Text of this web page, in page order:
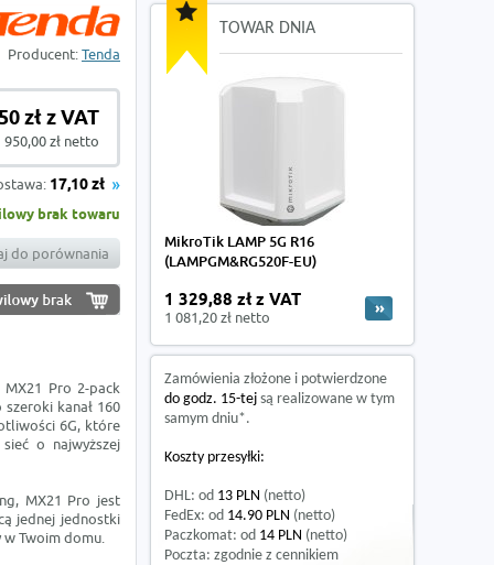
Producent:Tenda
zł z VAT
950,00 zł netto
17,10 zł
brak towaru
do porównania
Pro 2-pack
kanał 160
6G, które
o najwyższej
MX21 Pro jest
jednej jednostki
Twoim domu.
TOWAR DNIA
MikroTik LAMP 5G R16
(LAMPGM&RG520F-EU)
1 329,88 zł z VAT
1 081,20 zł netto
Zamówienia złożone i potwierdzone
do godz. 15-tej są realizowane w tym
samym dniu*.
Koszty przesyłki:
DHL: od 13 PLN (netto)
FedEx: od 14.90 PLN (netto)
Paczkomat: od 14 PLN (netto)
Poczta: zgodnie z cennikiem